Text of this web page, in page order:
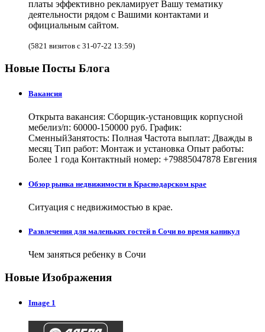
платы эффективно рекламирует Вашу тематику
деятельности рядом с Вашими контактами и
официальным сайтом.
(5821 визитов с 31-07-22 13:59)
Новые Посты Блога
Вакансия
Открыта вакансия: Сборщик-установщик корпусной
мебелиз/п: 60000-150000 руб. График:
СменныйЗанятость: Полная Частота выплат: Дважды в
месяц Тип работ: Монтаж и установка Опыт работы:
Более 1 года Контактный номер: +79885047878 Евгения
Обзор рынка недвижимости в Краснодарском крае
Ситуация с недвижимостью в крае.
Развлечения для маленьких гостей в Сочи во время каникул
Чем заняться ребенку в Сочи
Новые Изображения
Image 1